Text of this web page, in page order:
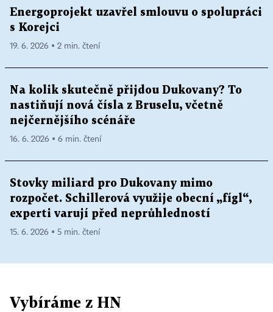
Energoprojekt uzavřel smlouvu o spolupráci
s Korejci
19. 6. 2026 ▪ 2 min. čtení
Na kolik skutečně přijdou Dukovany? To
nastiňují nová čísla z Bruselu, včetně
nejčernějšího scénáře
16. 6. 2026 ▪ 6 min. čtení
Stovky miliard pro Dukovany mimo
rozpočet. Schillerová využije obecní „fígl“,
experti varují před neprůhledností
15. 6. 2026 ▪ 5 min. čtení
Vybíráme z HN